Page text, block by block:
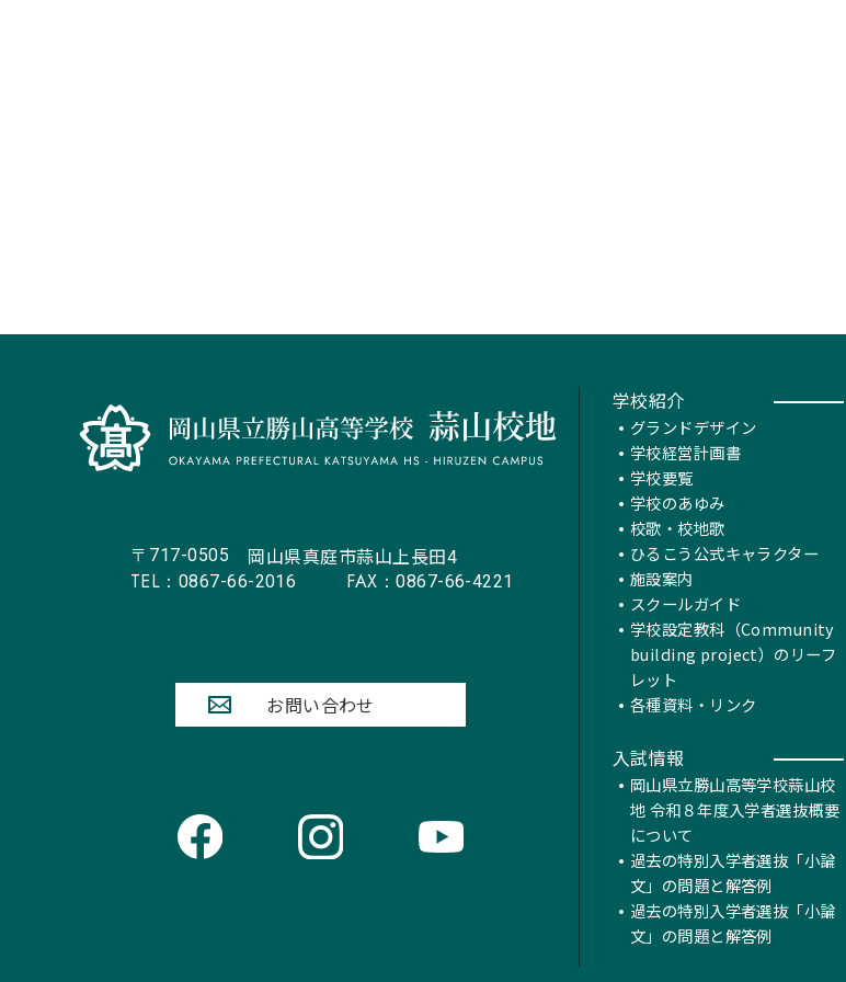
〒717-0505 岡山県真庭市蒜山上長田4
TEL： 0867-66-2016 FAX：0867-66-4221
お問い合わせ
学校紹介
グランドデザイン
学校経営計画書
学校要覧
学校のあゆみ
校歌・校地歌
ひるこう公式キャラクター
施設案内
スクールガイド
学校設定教科（Community
building project）のリーフ
レット
各種資料・リンク
入試情報
岡山県立勝山高等学校蒜山校
地 令和８年度入学者選抜概要
について
過去の特別入学者選抜「小論
文」の問題と解答例
過去の特別入学者選抜「小論
文」の問題と解答例